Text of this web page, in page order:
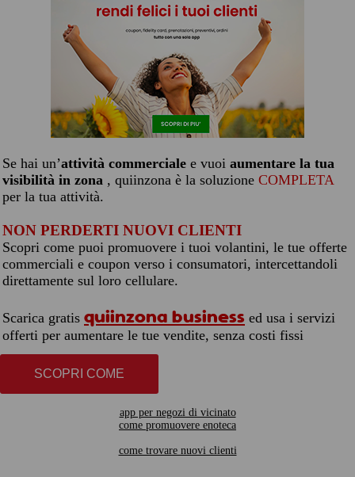
Se hai un’attività commerciale e vuoi aumentare la tua
visibilità in zona , quiinzona è la soluzione COMPLETA
per la tua attività.
NON PERDERTI NUOVI CLIENTI
Scopri come puoi promuovere i tuoi volantini, le tue offerte
commerciali e coupon verso i consumatori, intercettandoli
direttamente sul loro cellulare.
Scarica gratis quiinzona business ed usa i servizi
offerti per aumentare le tue vendite, senza costi fissi
SCOPRI COME
app per negozi di vicinato
come promuovere enoteca
come trovare nuovi clienti